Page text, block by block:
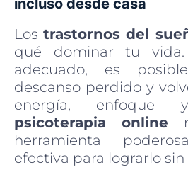
Lostrastornos del
qué dominar tu
adecuado, es
descanso perdido y
energía, enfoque
psicoterapia online
herramienta
efectiva para lograrlo sin